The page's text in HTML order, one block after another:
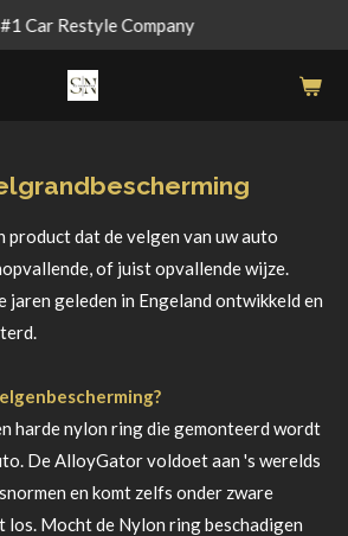
#1 Car Restyle Company
product dat de velgen van uw auto
of juist opvallende wijze.
jaren geleden in Engeland ontwikkeld en
harde nylon ring die gemonteerd wordt
De AlloyGator voldoet aan 's werelds
en komt zelfs onder zware
los. Mocht de Nylon ring beschadigen